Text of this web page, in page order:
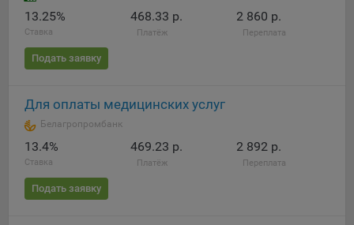
При этом, некоторые браузеры позволяют посещать
интернет-сайты в режиме «Инкогнито», чтобы ограничить
хранимый на компьютере объем информации и
сохраненные файлов cookie выбрав соответствующую
опцию в истории браузера.
Подробнее о параметрах управления можно ознакомиться,
перейдя по внешним ссылкам, ведущим на
соответствующие страницы сайтов основных браузеров:
13.25%
Ставка
468.33 р.
Платёж
2 860 р.
Переплата
Подать заявку
Для оплаты медицинских услуг
Белагропромбанк
13.4%
Ставка
469.23 р.
Платёж
2 892 р.
Переплата
Подать заявку